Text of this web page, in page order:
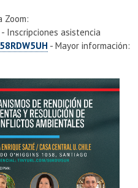
Zoom:
- Inscripciones asistencia
- Mayor información: